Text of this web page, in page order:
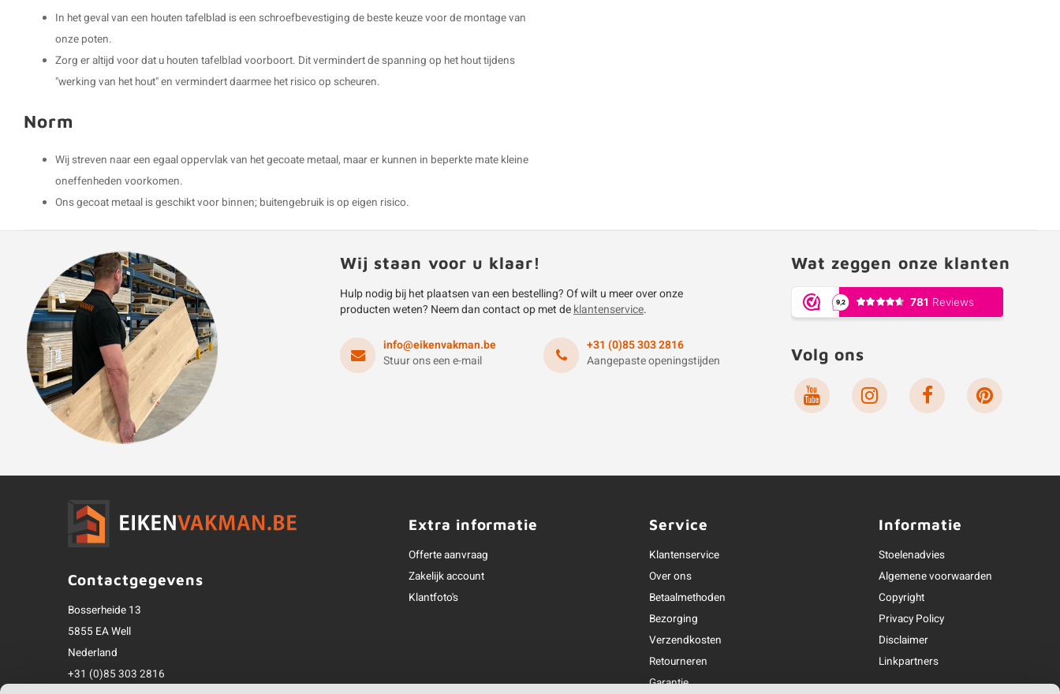
In het geval van een houten tafelblad is een schroefbevestiging de beste keuze voor de montage van
onze poten.
Zorg er altijd voor dat u houten tafelblad voorboort. Dit vermindert de spanning op het hout tijdens
"werking van het hout" en vermindert daarmee het risico op scheuren.
Norm
Wij streven naar een egaal oppervlak van het gecoate metaal, maar er kunnen in beperkte mate kleine
oneffenheden voorkomen.
Ons gecoat metaal is geschikt voor binnen; buitengebruik is op eigen risico.
Wij staan voor u klaar!
Hulp nodig bij het plaatsen van een bestelling? Of wilt u meer over onze
producten weten? Neem dan contact op met deklantenservice.
info@eikenvakman.be
Stuur ons een e-mail
+31 (0)85 303 2816
Aangepaste openingstijden
Wat zeggen onze klanten
Volg ons
Contactgegevens
Bosserheide 13
5855 EA Well
Nederland
+31 (0)85 303 2816
Extra informatie
Offerte aanvraag
Zakelijk account
Klantfoto's
Service
Klantenservice
Over ons
Betaalmethoden
Bezorging
Verzendkosten
Retourneren
Garantie
Informatie
Stoelenadvies
Algemene voorwaarden
Copyright
Privacy Policy
Disclaimer
Linkpartners